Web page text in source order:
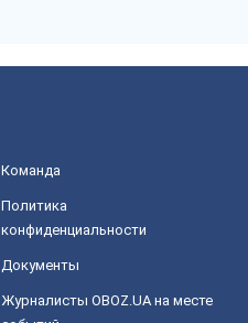
Команда
Политика
конфиденциальности
Документы
Журналисты OBOZ.UA на месте